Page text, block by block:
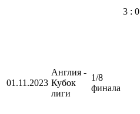
01.11.2023
Англия -
Кубок
лиги
1/8
финала
3 : 0